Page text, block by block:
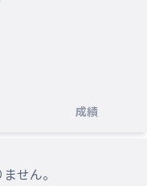
成績
せん。